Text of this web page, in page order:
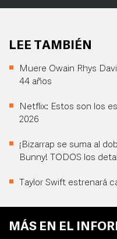
LEE TAMBIÉN
Muere Owain Rhys
44 años
Netflix: Estos son los
2026
¡Bizarrap se suma al
Bunny! TODOS los
Taylor Swift estrenará
MÁS EN EL